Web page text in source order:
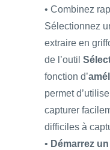
• Combinez
Sélectionnez
extraire en
de l’outil
fonction d’
permet
capturer
difficiles à
• Démarrez